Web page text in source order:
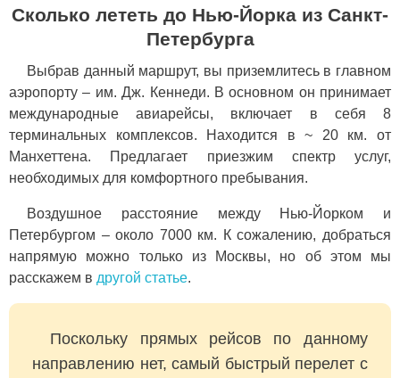
Сколько лететь до Нью-Йорка из Санкт-
Петербурга
Выбрав данный маршрут, вы приземлитесь в главном
аэропорту – им. Дж. Кеннеди. В основном он принимает
международные авиарейсы, включает в себя 8
терминальных комплексов. Находится в ~ 20 км. от
Манхеттена. Предлагает приезжим спектр услуг,
необходимых для комфортного пребывания.
Воздушное расстояние между Нью-Йорком и
Петербургом – около 7000 км. К сожалению, добраться
напрямую можно только из Москвы, но об этом мы
расскажем в другой статье.
Поскольку прямых рейсов по данному
направлению нет, самый быстрый перелет с